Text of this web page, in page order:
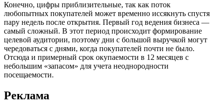
Конечно, цифры приблизительные, так как поток
любопытных покупателей может временно иссякнуть спустя
пару недель после открытия. Первый год ведения бизнеса —
самый сложный. В этот период происходит формирование
целевой аудитории, поэтому дни с большой выручкой могут
чередоваться с днями, когда покупателей почти не было.
Отсюда и примерный срок окупаемости в 12 месяцев с
небольшим «запасом» для учета неоднородности
посещаемости.
Реклама